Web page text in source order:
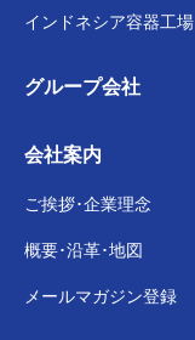
インドネシア容器工場
グループ会社
会社案内
ご挨拶･企業理念
概要･沿革･地図
メールマガジン登録